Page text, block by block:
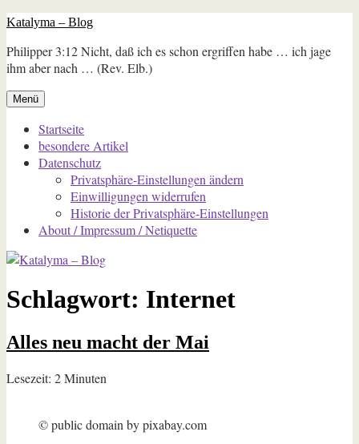
Zum
springen
Katalyma – Blog
Philipper 3:12 Nicht, daß ich es schon ergriffen habe … ich jage
ihm aber nach … (Rev. Elb.)
Menü
Startseite
besondere Artikel
Datenschutz
Privatsphäre-Einstellungen ändern
Einwilligungen widerrufen
Historie der Privatsphäre-Einstellungen
About / Impressum / Netiquette
Schlagwort: Internet
Alles neu macht der Mai
Lesezeit: 2Minuten
© public domain by pixabay.com